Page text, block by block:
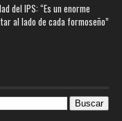
del IPS: “Es un enorme
al lado de cada formoseño”